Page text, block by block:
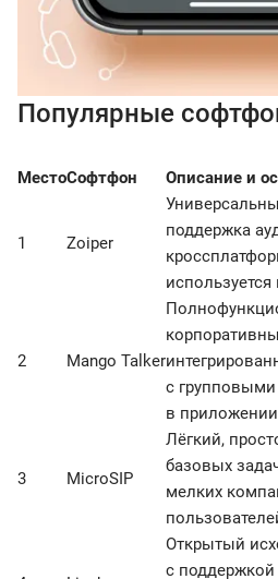
Популярные
МестоСофтфон Описание и
1 Zoiper
поддержка
используется
2 Mango Talker
с групповыми
в
3 MicroSIP
Лёгкий,
базовых
мелких
Открытый
с